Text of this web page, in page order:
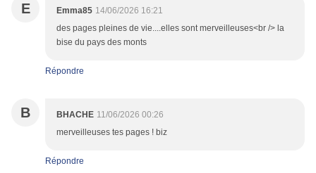
E Emma85 14/06/2026 16:21
des pages pleines de vie....elles sont merveilleuses<br /> la
bise du pays des monts
Répondre
B BHACHE 11/06/2026 00:26
merveilleuses tes pages ! biz
Répondre